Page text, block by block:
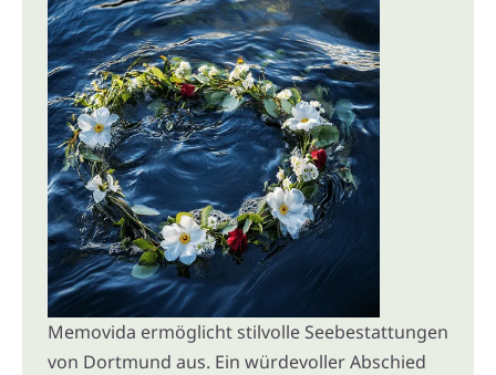
Memovida ermöglicht stilvolle Seebestattungen
von Dortmund aus. Ein würdevoller Abschied